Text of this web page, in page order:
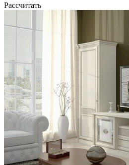
Рассчитать